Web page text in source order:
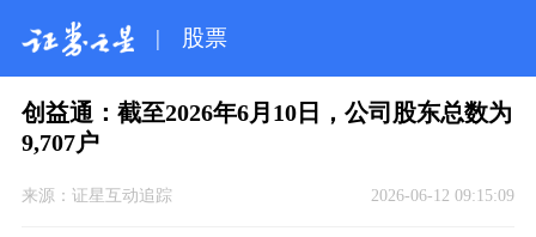
| 股票
创益通：截至2026年6月10日，公司股东总数为
9,707户
来源： 证星互动追踪 2026-06-12 09:15:09